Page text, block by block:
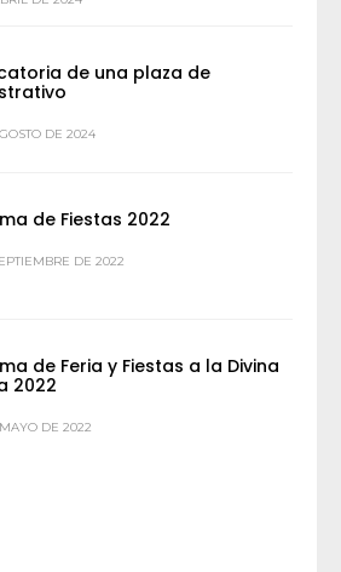
de una plaza de
DE 2024
de Fiestas 2022
DE 2022
de Feria y Fiestas a la Divina
2022
DE 2022